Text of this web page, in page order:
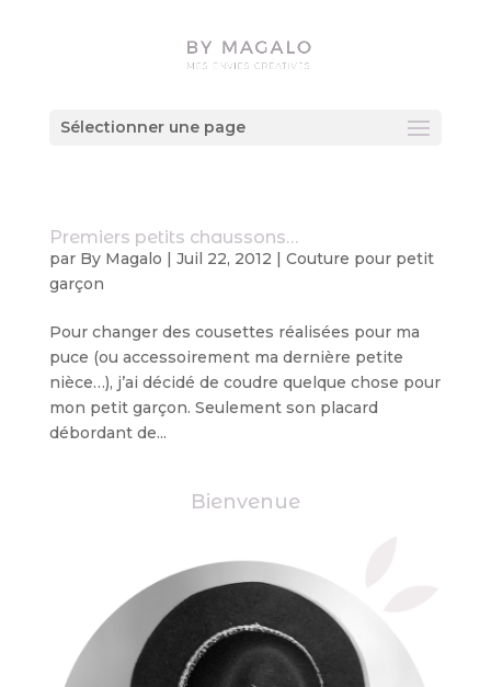
Sélectionner une page
Premiers petits chaussons…
par By Magalo | Juil 22, 2012 | Couture pour petit
garçon
Pour changer des cousettes réalisées pour ma
puce (ou accessoirement ma dernière petite
nièce…), j’ai décidé de coudre quelque chose pour
mon petit garçon. Seulement son placard
débordant de...
Bienvenue